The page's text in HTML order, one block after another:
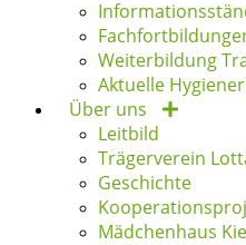
Weiterbildung
Aktuelle
Über uns
Leitbild
Trägerverein
Geschichte
Mädchenhaus